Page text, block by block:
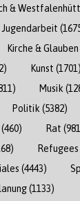
&
Jugendarbeit
Kirche & Glauben
Kunst (1701)
Musik
Politik (5382)
(460) Rat
(4443)
(1133)